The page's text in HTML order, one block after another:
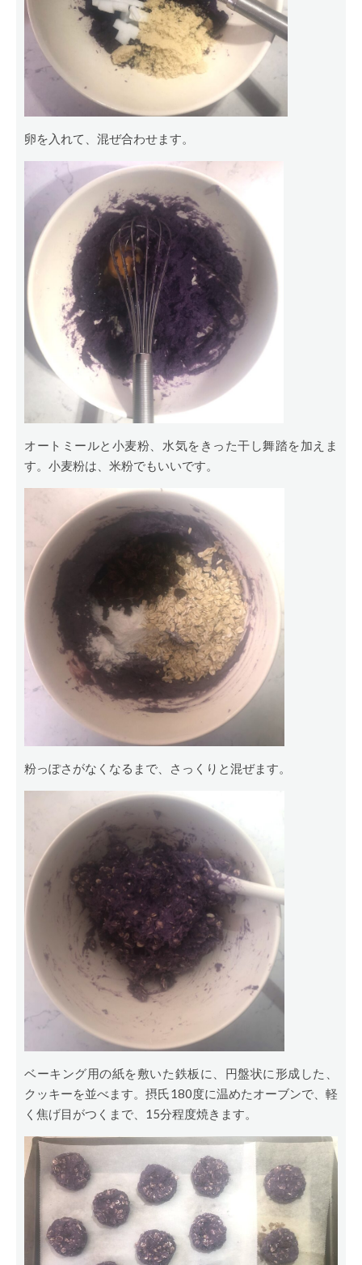
卵を入れて、混ぜ合わせます。
オートミールと小麦粉、水気をきった干し舞踏を加えま
す。小麦粉は、米粉でもいいです。
粉っぽさがなくなるまで、さっくりと混ぜます。
ベーキング用の紙を敷いた鉄板に、円盤状に形成した、
クッキーを並べます。摂氏180度に温めたオーブンで、軽
く焦げ目がつくまで、15分程度焼きます。